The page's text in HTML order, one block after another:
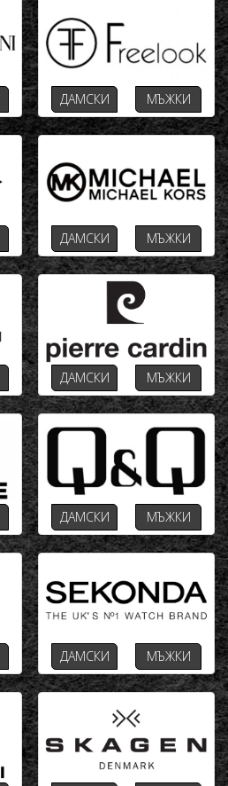
ДАМСКИ МЪЖКИ
ДАМСКИ МЪЖКИ
ДАМСКИ МЪЖКИ
ДАМСКИ МЪЖКИ
ДАМСКИ МЪЖКИ